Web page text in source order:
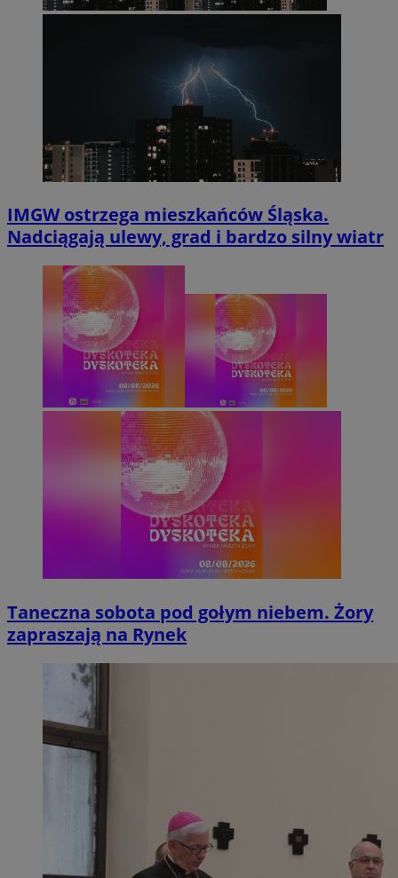
IMGW ostrzega mieszkańców Śląska.
Nadciągają ulewy, grad i bardzo silny wiatr
Taneczna sobota pod gołym niebem. Żory
zapraszają na Rynek